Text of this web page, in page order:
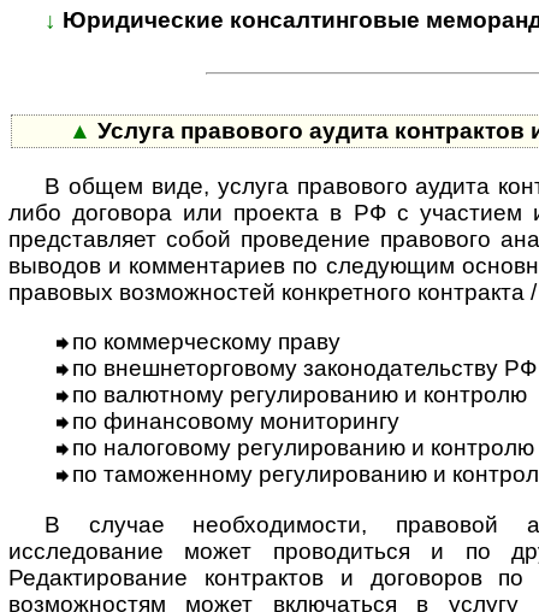
↓ Юридические консалтинговые
▲ Услуга правового аудита
В общем виде, услуга правового аудита
либо договора или проекта в РФ с участием
представляет собой проведение правового
выводов и комментариев по следующим
правовых возможностей конкретного контракта
по коммерческому праву
по внешнеторговому законодательству РФ
по валютному регулированию и контролю
по финансовому мониторингу
по налоговому регулированию и контролю
по таможенному регулированию и
В случае необходимости, правовой
исследование может проводиться и по
Редактирование контрактов и договоров
возможностям может включаться в услугу